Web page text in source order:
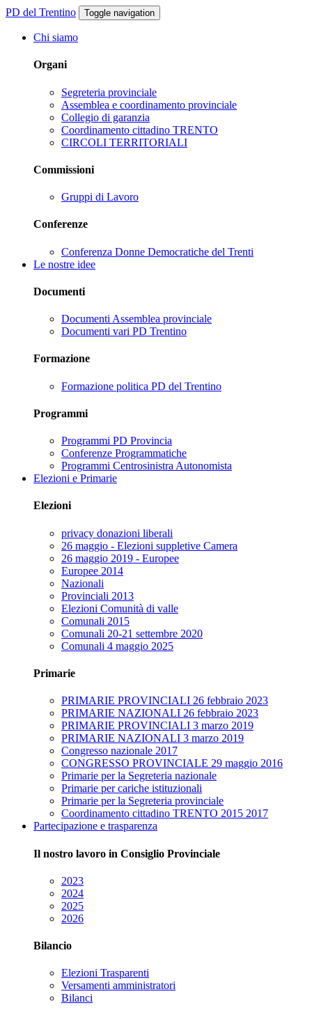
PD del Trentino Toggle navigation
Chi siamo
Organi
Segreteria provinciale
Assemblea e coordinamento provinciale
Collegio di garanzia
Coordinamento cittadino TRENTO
CIRCOLI TERRITORIALI
Commissioni
Gruppi di Lavoro
Conferenze
Conferenza Donne Democratiche del Trenti
Le nostre idee
Documenti
Documenti Assemblea provinciale
Documenti vari PD Trentino
Formazione
Formazione politica PD del Trentino
Programmi
Programmi PD Provincia
Conferenze Programmatiche
Programmi Centrosinistra Autonomista
Elezioni e Primarie
Elezioni
privacy donazioni liberali
26 maggio - Elezioni suppletive Camera
26 maggio 2019 - Europee
Europee 2014
Nazionali
Provinciali 2013
Elezioni Comunità di valle
Comunali 2015
Comunali 20-21 settembre 2020
Comunali 4 maggio 2025
Primarie
PRIMARIE PROVINCIALI 26 febbraio 2023
PRIMARIE NAZIONALI 26 febbraio 2023
PRIMARIE PROVINCIALI 3 marzo 2019
PRIMARIE NAZIONALI 3 marzo 2019
Congresso nazionale 2017
CONGRESSO PROVINCIALE 29 maggio 2016
Primarie per la Segreteria nazionale
Primarie per cariche istituzionali
Primarie per la Segreteria provinciale
Coordinamento cittadino TRENTO 2015 2017
Partecipazione e trasparenza
Il nostro lavoro in Consiglio Provinciale
2023
2024
2025
2026
Bilancio
Elezioni Trasparenti
Versamenti amministratori
Bilanci